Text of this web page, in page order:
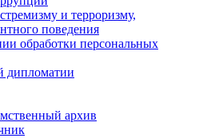
и терроризму,
поведения
обработки персональных
дипломатии
архив